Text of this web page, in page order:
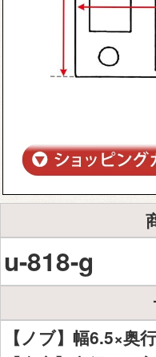
u-818-g
【ノブ】幅6.5×奥